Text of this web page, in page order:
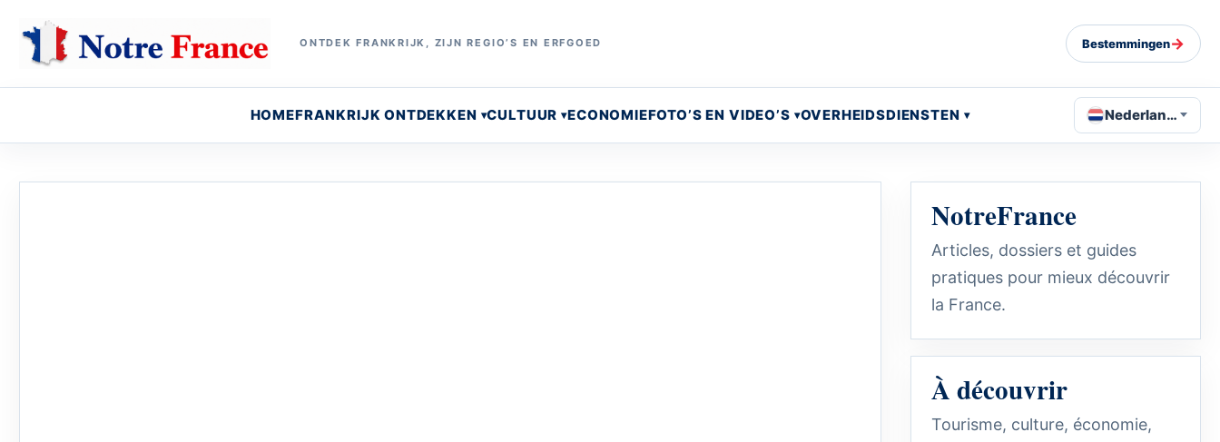
ONTDEK FRANKRIJK, ZIJN REGIO’S EN ERFGOED Bestemmingen→
HOMEFRANKRIJK ONTDEKKEN CULTUUR ECONOMIEFOTO’S EN VIDEO’S OVERHEIDSDIENSTEN Nederlands
NotreFrance
Articles, dossiers et guides
pratiques pour mieux découvrir
la France.
À découvrir
Tourisme, culture, économie,